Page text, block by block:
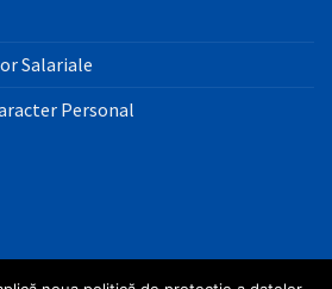
Salariale
Personal